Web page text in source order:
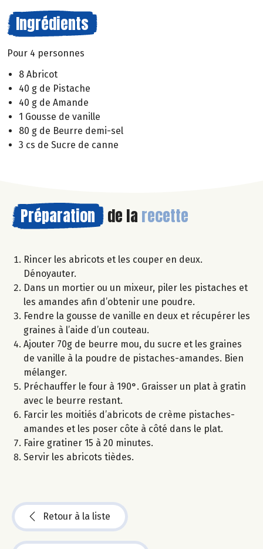
Ingrédients
Pour 4 personnes
8 Abricot
40 g de Pistache
40 g de Amande
1 Gousse de vanille
80 g de Beurre demi-sel
3 cs de Sucre de canne
Préparation de la recette
Rincer les abricots et les couper en deux.
Dénoyauter.
Dans un mortier ou un mixeur, piler les pistaches et
les amandes afin d’obtenir une poudre.
Fendre la gousse de vanille en deux et récupérer les
graines à l’aide d’un couteau.
Ajouter 70g de beurre mou, du sucre et les graines
de vanille à la poudre de pistaches-amandes. Bien
mélanger.
Préchauffer le four à 190°. Graisser un plat à gratin
avec le beurre restant.
Farcir les moitiés d’abricots de crème pistaches-
amandes et les poser côte à côté dans le plat.
Faire gratiner 15 à 20 minutes.
Servir les abricots tièdes.
Retour à la liste